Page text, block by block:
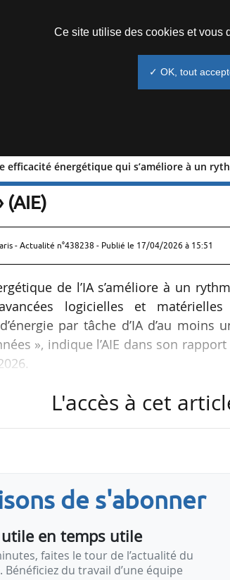
efficacité énergétique qui s’améliore à un
énergétique qui
(AIE)
- Actualité n°438238 - Publié le 17/04/2026 à 15:51
de l’IA s’améliore à un
avancées logicielles et
par tâche d’IA d’au
», indique l’AIE dans son
la croissance mondiale
centres de données à court
en turbines à gaz,
sont…
L'accès à cet
de s'abonner
utile en temps utile
faites le tour de l’actualité du
Bénéficiez du travail d’une équipe
Ce site utilise des cookies et vous
✓ OK, tout